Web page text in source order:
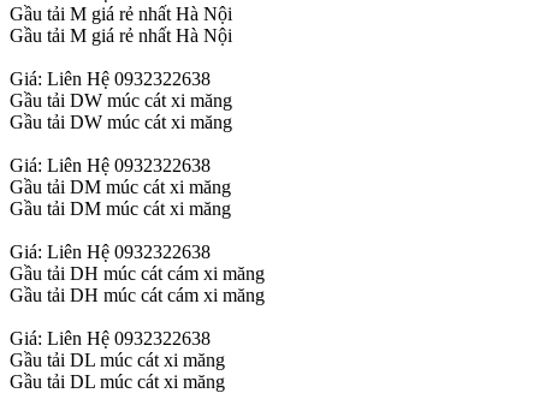
Gầu tải M giá rẻ nhất Hà Nội
Gầu tải M giá rẻ nhất Hà Nội
Giá: Liên Hệ 0932322638
Gầu tải DW múc cát xi măng
Gầu tải DW múc cát xi măng
Giá: Liên Hệ 0932322638
Gầu tải DM múc cát xi măng
Gầu tải DM múc cát xi măng
Giá: Liên Hệ 0932322638
Gầu tải DH múc cát cám xi măng
Gầu tải DH múc cát cám xi măng
Giá: Liên Hệ 0932322638
Gầu tải DL múc cát xi măng
Gầu tải DL múc cát xi măng